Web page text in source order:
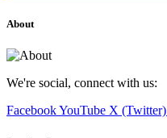
About
We're social, connect with us:
FacebookYouTube X (Twitter)